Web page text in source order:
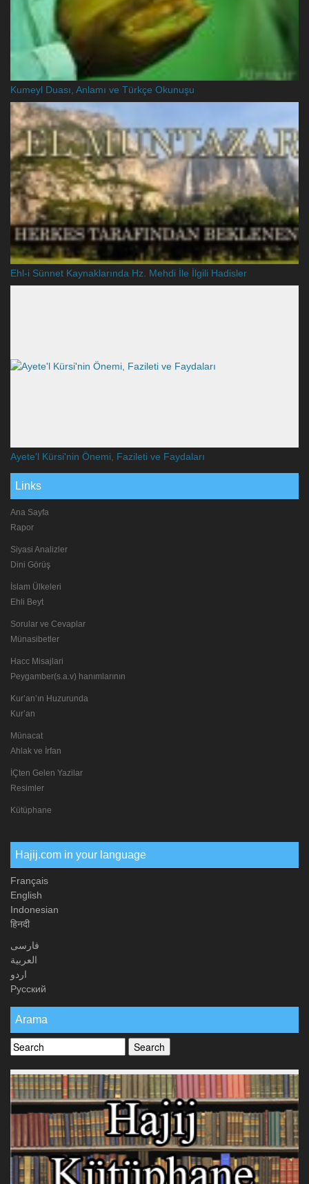
Kumeyl Duası, Anlamı ve Türkçe Okunuşu
Ehl-i Sünnet Kaynaklarında Hz. Mehdi İle İlgili Hadisler
Ayete'l Kürsi'nin Önemi, Fazileti ve Faydaları
Links
Ana Sayfa
Rapor
Siyasi Analizler
Dini Görüş
İslam Ülkeleri
Ehli Beyt
Sorular ve Cevaplar
Münasibetler
Hacc Misajlari
Peygamber(s.a.v) hanımlarının
Kur’an’ın Huzurunda
Kur’an
Münacat
Ahlak ve İrfan
İÇten Gelen Yazilar
Resimler
Kütüphane
Hajij.com in your language
Français
English
Indonesian
हिनदी
فارسی
العربیة
اردو
Русский
Arama